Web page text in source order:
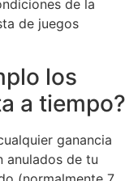
de la
de juegos
los
a tiempo?
ganancia
anulados de tu